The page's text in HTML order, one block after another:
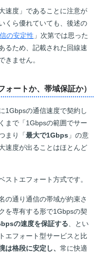
速度」であることに注意が
くら優れていても、後述の
の安定性 」次第では思った
るため、記載された回線速
きません。
ォートか、帯域保証か）
1Gbpsの通信速度で契約し
まで「1Gbpsの範囲でサー
まり「最大で1Gbps 」の意
速度が出ることはほとんど
ストエフォート方式です。
の通り通信の帯域が約束さ
を専有する形で1Gbpsの契
の速度を保証する 、とい
エフォート型サービスと比
は格段に安定し、 常に快適